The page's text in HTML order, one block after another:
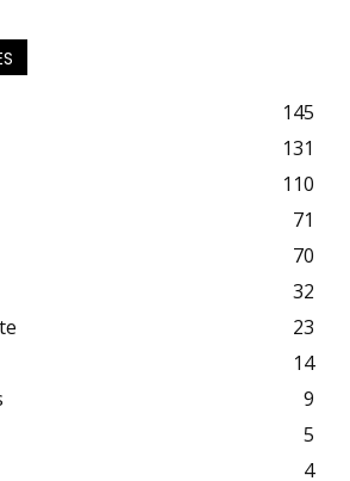
145
131
110
71
70
32
23
14
9
5
4